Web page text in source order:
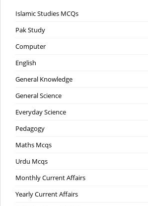
Islamic Studies MCQs
Pak Study
Computer
English
General Knowledge
General Science
Everyday Science
Pedagogy
Maths Mcqs
Urdu Mcqs
Monthly Current Affairs
Yearly Current Affairs